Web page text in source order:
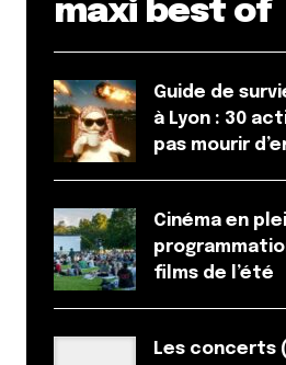
maxi best of
Guide de
à Lyon : 30
pas mourir
Cinéma en
films de l’été
Les concerts